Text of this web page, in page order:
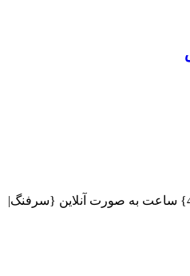
{ امروز بیش از {سه|3|2|4} ساعت به صورت آنلاین {سرفنگ|